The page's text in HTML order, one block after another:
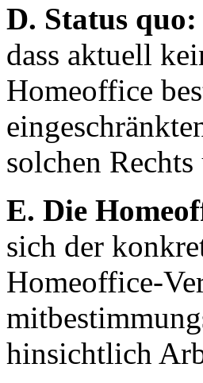
D. Status
dass aktuell
Homeoffice
solchen
E. Die
sich der
Homeoffice-
hinsichtlich